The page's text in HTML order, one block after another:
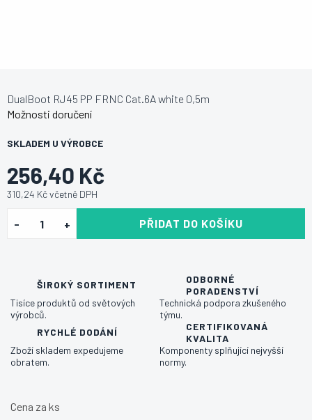
256,40 Kč
310,24 Kč včetně DPH
SKLADEM U VÝROBCE
Možnosti doručení
PŘIDAT DO KOŠÍKU
DualBoot RJ45 PP FRNC Cat.6A white 0,5m
ŠIROKÝ SORTIMENT
Tisíce produktů od světových
výrobců.
ODBORNÉ
PORADENSTVÍ
Technická podpora zkušeného
týmu.
RYCHLÉ DODÁNÍ
Zboží skladem expedujeme
obratem.
CERTIFIKOVANÁ
KVALITA
Komponenty splňující nejvyšší
normy.
Cena za ks